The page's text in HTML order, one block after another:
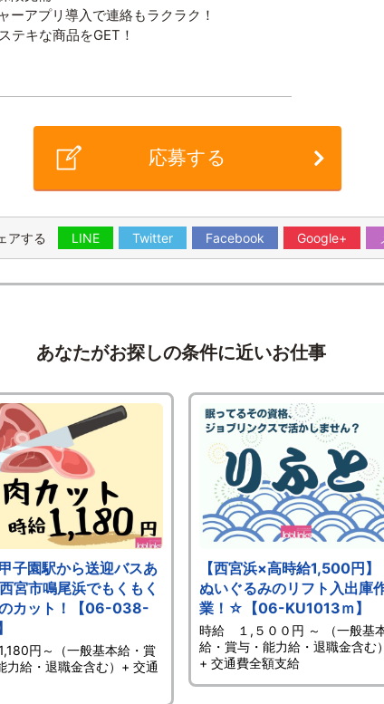
ーアプリ導入で連絡もラクラク！
テキな商品をGET！
応募する
アする LINE Twitter Facebook Google+
あなたがお探しの条件に近いお仕事
子園駅から送迎バスあ
宮市鳴尾浜でもくもく
カット！【06-038-
円～（一般基本給・賞
力給・退職金含む）+ 交通
【西宮浜×高時給1,500円】
ぬいぐるみのリフト入出庫
業！☆【06-KU1013ｍ】
時給 １,５００円 ～ （一般基
給・賞与・能力給・退職金含む
+ 交通費全額支給